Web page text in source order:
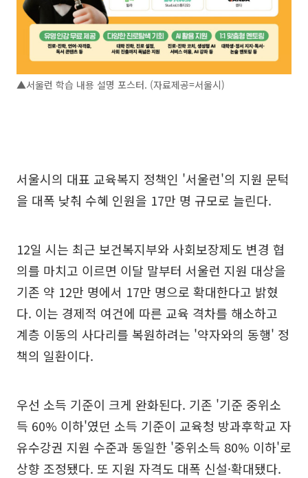
▲서울런 학습 내용 설명 포스터. (자료제공=서울시)
서울시의 대표 교육복지 정책인 '서울런'의 지원 문턱
을 대폭 낮춰 수혜 인원을 17만 명 규모로 늘린다.
12일 시는 최근 보건복지부와 사회보장제도 변경 협
의를 마치고 이르면 이달 말부터 서울런 지원 대상을
기존 약 12만 명에서 17만 명으로 확대한다고 밝혔
다. 이는 경제적 여건에 따른 교육 격차를 해소하고
계층 이동의 사다리를 복원하려는 '약자와의 동행' 정
책의 일환이다.
우선 소득 기준이 크게 완화된다. 기존 '기준 중위소
득 60% 이하'였던 소득 기준이 교육청 방과후학교 자
유수강권 지원 수준과 동일한 '중위소득 80% 이하'로
상향 조정됐다. 또 지원 자격도 대폭 신설·확대됐다.